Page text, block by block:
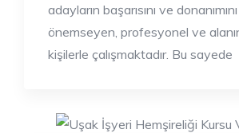
adayların başarısını ve
önemseyen, profesyonel ve
kişilerle çalışmaktadır. Bu sayede